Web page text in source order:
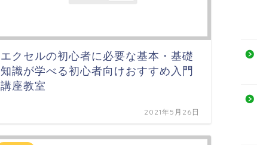
エクセルの初心者に必要な基本・基礎
知識が学べる初心者向けおすすめ入門
講座教室
2021年5月26日